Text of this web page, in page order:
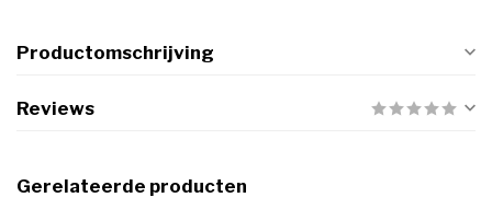
Productomschrijving
Reviews
Gerelateerde producten